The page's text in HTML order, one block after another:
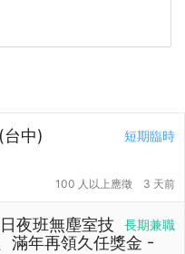
短期臨時
中)
100 人以上應徵 3 天前
長期兼職
夜班無塵室技
滿年再領久任獎金 -